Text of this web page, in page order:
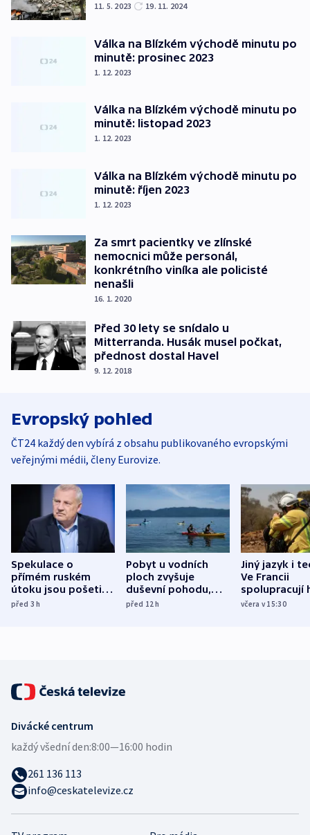
11. 5. 2023 19. 11. 2024
Válka na Blízkém východě minutu po
minutě: prosinec 2023
1. 12. 2023
Válka na Blízkém východě minutu po
minutě: listopad 2023
1. 12. 2023
Válka na Blízkém východě minutu po
minutě: říjen 2023
1. 12. 2023
Za smrt pacientky ve zlínské
nemocnici může personál,
konkrétního viníka ale policisté
nenašli
16. 1. 2020
Před 30 lety se snídalo u
Mitterranda. Husák musel počkat,
přednost dostal Havel
9. 12. 2018
Evropský pohled
ČT24 každý den vybírá z obsahu publikovaného evropskými
veřejnými médii, členy Eurovize.
Spekulace o
přímém ruském
útoku jsou pošetilé,
míní estonský
před 3h
Pobyt u vodních
ploch zvyšuje
duševní pohodu,
ukázala
před 12h
Jiný jazyk i
Ve Francii
spolupracují
různých zemí
včera v 15:30
Divácké centrum
každý všední den:8:00—16:00 hodin
261 136 113
info@ceskatelevize.cz